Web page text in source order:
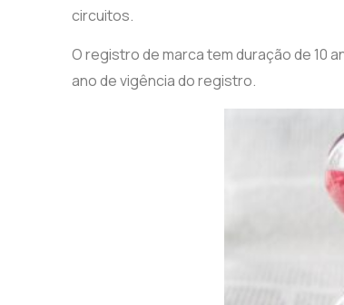
circuitos.
O registro de marca tem duração de 10
ano de vigência do registro.